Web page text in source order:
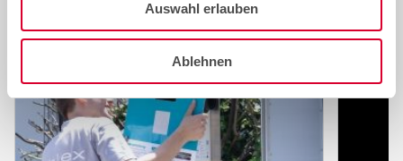
Auswahl erlauben
Ablehnen